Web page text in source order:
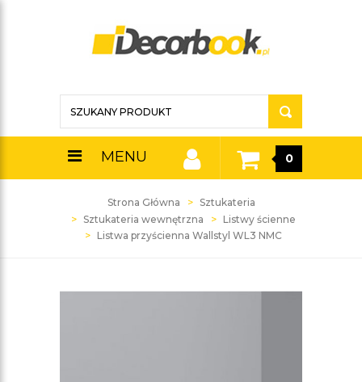
MENU 0
Strona Główna
Sztukateria
Sztukateria wewnętrzna
Listwy ścienne
Listwa przyścienna Wallstyl WL3 NMC